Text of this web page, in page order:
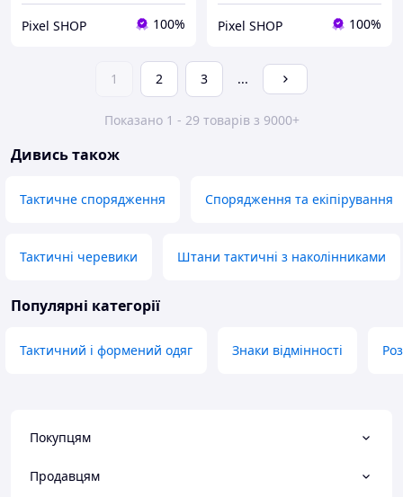
Pixel SHOP 100% Pixel SHOP 100%
1 2 3 ...
Показано 1 - 29 товарів з 9000+
Дивись також
Тактичне спорядження Спорядження та екіпірування
Тактичні черевики Штани тактичні з наколінниками
Популярні категорії
Тактичний і формений одяг Знаки відмінності
Покупцям
Продавцям